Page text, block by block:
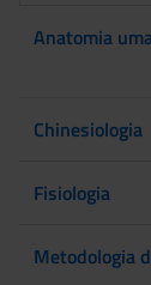
Anatomia
Chinesiologia
Fisiologia
Metodologia